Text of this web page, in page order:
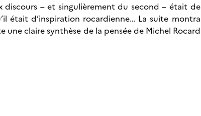
– et singulièrement du second – était de
était d’inspiration rocardienne… La suite montra
claire synthèse de la pensée de Michel Rocard